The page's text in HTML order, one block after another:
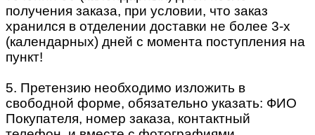
получения заказа, при условии, что заказ
хранился в отделении доставки не более 3-х
(календарных) дней с момента поступления на
пункт!
5. Претензию необходимо изложить в
свободной форме, обязательно указать: ФИО
Покупателя, номер заказа, контактный